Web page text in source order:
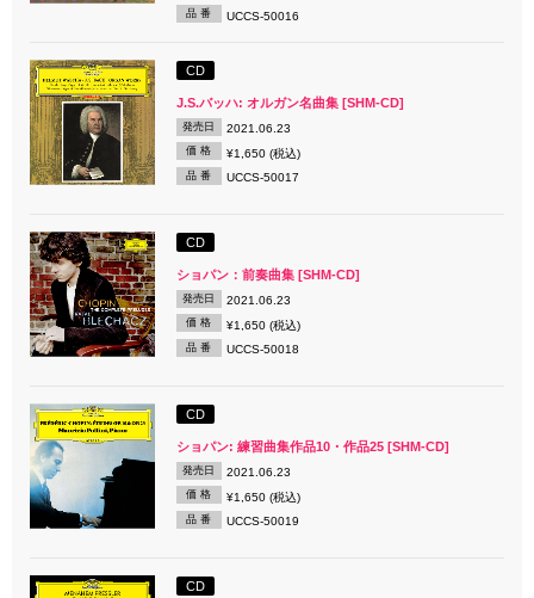
品 番 UCCS-50016
CD
J.S.バッハ: オルガン名曲集 [SHM-CD]
発売日 2021.06.23
価 格 ¥1,650 (税込)
品 番 UCCS-50017
CD
ショパン：前奏曲集 [SHM-CD]
発売日 2021.06.23
価 格 ¥1,650 (税込)
品 番 UCCS-50018
CD
ショパン: 練習曲集作品10・作品25 [SHM-CD]
発売日 2021.06.23
価 格 ¥1,650 (税込)
品 番 UCCS-50019
CD